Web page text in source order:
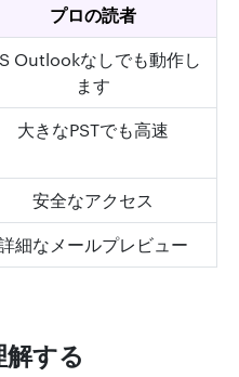
プロの読者
Outlookなしでも動作し
ます
大きなPSTでも高速
安全なアクセス
細なメールプレビュー
する